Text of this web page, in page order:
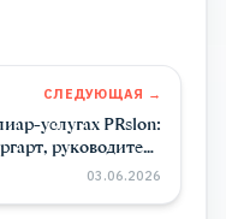
СЛЕДУЮЩАЯ →
услугах PRslon:
руководитель
маркетинга Impulse
03.06.2026